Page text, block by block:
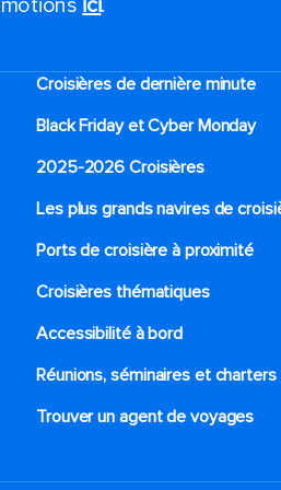
ici.
Croisières de dernière minute
Black Friday et Cyber Monday
2025-2026 Croisières
Les plus grands navires de
Ports de croisière à proximité
Croisières thématiques
Accessibilité à bord​
Réunions, séminaires et charters
Trouver un agent de voyages